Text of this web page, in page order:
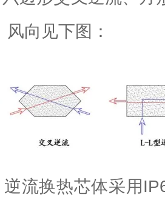
向见下图：
逆流换热芯体采用